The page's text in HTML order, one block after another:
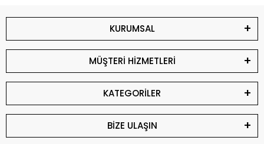
KURUMSAL
MÜŞTERİ HİZMETLERİ
KATEGORİLER
BİZE ULAŞIN